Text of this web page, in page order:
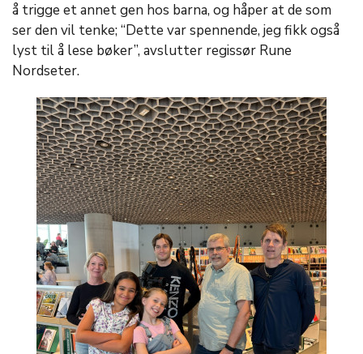
å trigge et annet gen hos barna, og håper at de som
ser den vil tenke; “Dette var spennende, jeg fikk også
lyst til å lese bøker”, avslutter regissør Rune
Nordseter.